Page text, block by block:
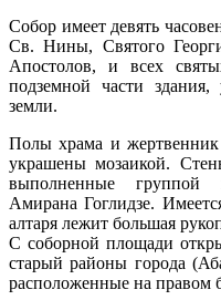
Собор имеет девять
Св. Нины, Святого
Апостолов, и всех
подземной части
земли.
Полы храма и
украшены мозаикой.
выполненные группой
Амирана Гоглидзе.
алтаря лежит большая
С соборной площади
старый районы города
расположенные на правом